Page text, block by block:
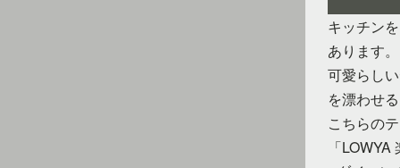
キッチン
あります。
可愛らし
を漂わせ
こちらの
「